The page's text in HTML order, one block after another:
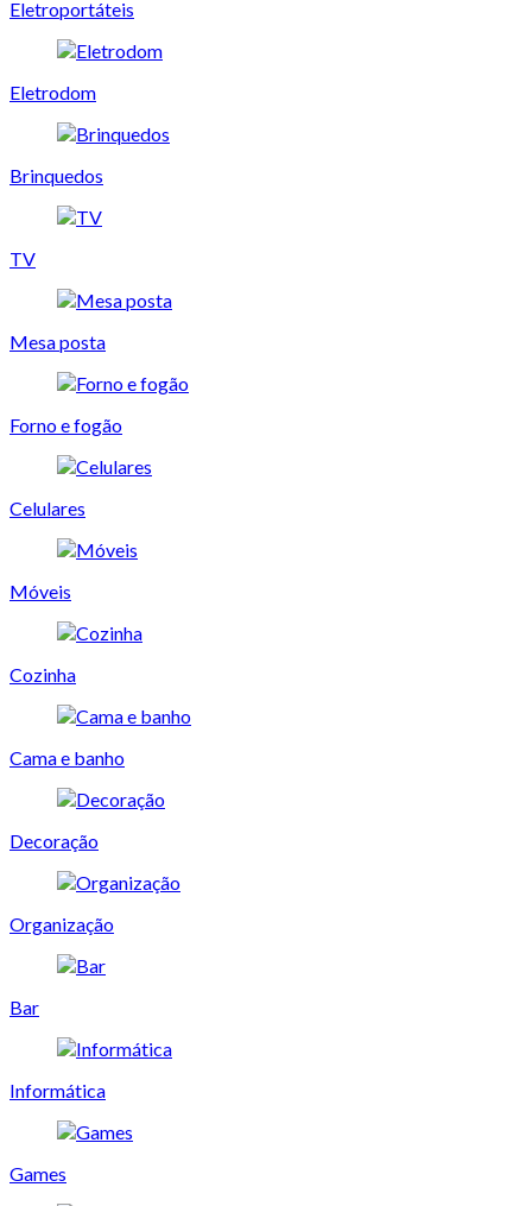
Eletroportáteis
Eletrodom
Brinquedos
TV
Mesa posta
Forno e fogão
Celulares
Móveis
Cozinha
Cama e banho
Decoração
Organização
Bar
Informática
Games